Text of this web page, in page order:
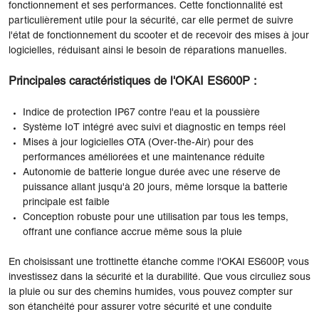
fonctionnement et ses performances. Cette fonctionnalité est
particulièrement utile pour la sécurité, car elle permet de suivre
l'état de fonctionnement du scooter et de recevoir des mises à jour
logicielles, réduisant ainsi le besoin de réparations manuelles.
Principales caractéristiques de l'OKAI ES600P :
Indice de protection IP67 contre l'eau et la poussière
Système IoT intégré avec suivi et diagnostic en temps réel
Mises à jour logicielles OTA (Over-the-Air) pour des
performances améliorées et une maintenance réduite
Autonomie de batterie longue durée avec une réserve de
puissance allant jusqu'à 20 jours, même lorsque la batterie
principale est faible
Conception robuste pour une utilisation par tous les temps,
offrant une confiance accrue même sous la pluie
En choisissant une trottinette étanche comme l'OKAI ES600P, vous
investissez dans la sécurité et la durabilité. Que vous circuliez sous
la pluie ou sur des chemins humides, vous pouvez compter sur
son étanchéité pour assurer votre sécurité et une conduite